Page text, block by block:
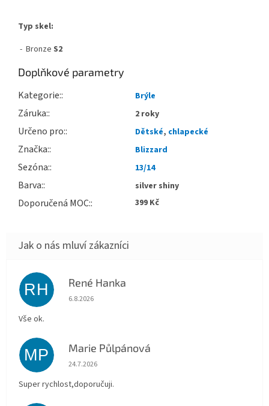
Typ skel:
- Bronze S2
Doplňkové parametry
Kategorie: Brýle
Záruka: 2 roky
Určeno pro: Dětské, chlapecké
Značka: Blizzard
Sezóna: 13/14
Barva: silver shiny
Doporučená MOC: 399 Kč
RH René Hanka
Hodnocení obchodu je 5 z 5 hvězdiček.
6.8.2026
Vše ok.
MP Marie Půlpánová
Hodnocení obchodu je 5 z 5 hvězdiček.
24.7.2026
Super rychlost,doporučuji.